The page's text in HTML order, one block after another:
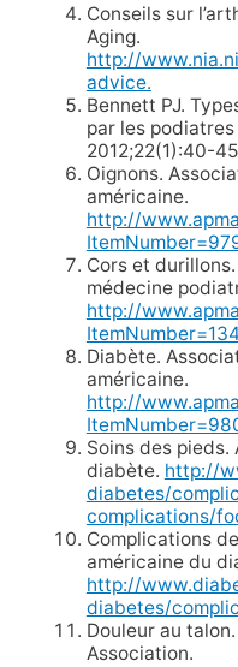
Conseils sur
Aging.
http://
advice.
Bennett PJ.
par les
2012;22(1):40-
Oignons.
américaine.
http://
Cors et
médecine
http://
Diabète.
américaine.
http://
Soins des
diabète. http://
diabetes/
complications/
Complications
américaine du
http://
diabetes/
Douleur au
Association.